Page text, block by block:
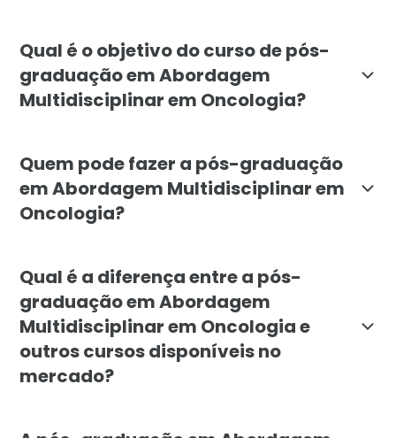
Qual é o objetivo do curso de pós-
graduação em Abordagem
Multidisciplinar em Oncologia?
Quem pode fazer a pós-graduação
em Abordagem Multidisciplinar em
Oncologia?
Qual é a diferença entre a pós-
graduação em Abordagem
Multidisciplinar em Oncologia e
outros cursos disponíveis no
mercado?